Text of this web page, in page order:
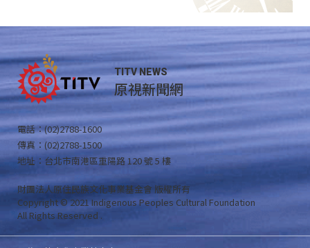
TITV NEWS
原視新聞網
電話：(02)2788-1600
傳真：(02)2788-1500
地址：台北市南港區重陽路 120 號 5 樓
財團法人原住民族文化事業基金會 版權所有
Copyright © 2021 Indigenous Peoples Cultural Foundation
All Rights Reserved .